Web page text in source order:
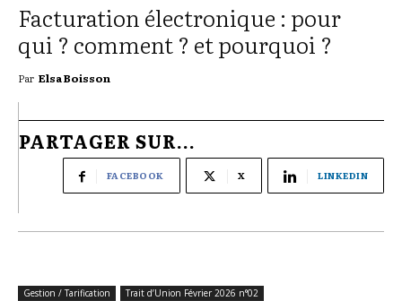
Facturation électronique : pour
qui ? comment ? et pourquoi ?
Par Elsa Boisson
PARTAGER SUR...
FACEBOOK X LINKEDIN
Gestion / Tarification Trait d’Union Février 2026 n°02